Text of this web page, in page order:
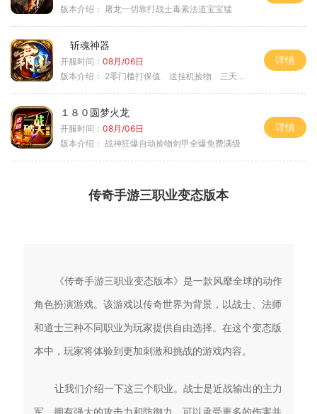
版本介绍： 屠龙一切靠打战士毒素法道宝宝猛
斩魂神器
开服时间： 08月/06日
版本介绍： 2零门槛打保值 送挂机捡物 三天合区
详情
１８０圆梦火龙
开服时间： 08月/06日
版本介绍： 战神狂爆自动捡物剑甲全爆免费满级
详情
传奇手游三职业变态版本
《传奇手游三职业变态版本》是一款风靡全球的动作
角色扮演游戏。该游戏以传奇世界为背景，以战士、法师
和道士三种不同职业为玩家提供自由选择。在这个变态版
本中，玩家将体验到更加刺激和挑战的游戏内容。
让我们介绍一下这三个职业。战士是近战输出的主力
军，拥有强大的攻击力和防御力，可以承受更多的伤害并